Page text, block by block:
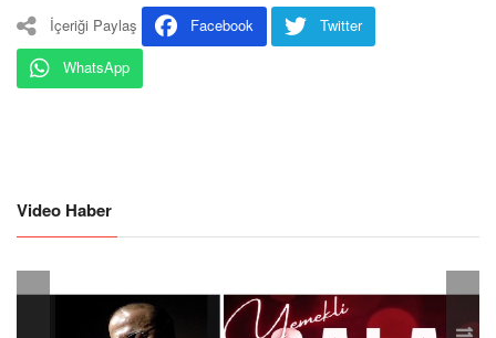
İçeriği Paylaş Facebook
Twitter
WhatsApp
Video Haber